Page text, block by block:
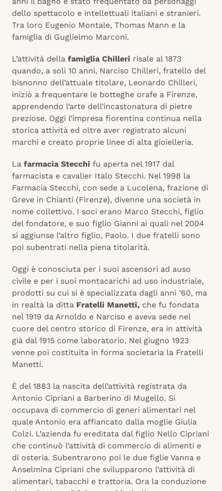
dello spettacolo e intellettuali italiani e stranieri.
Tra loro Eugenio Montale, Thomas Mann e la
famiglia di Guglielmo Marconi.
L’attività della famiglia Chilleri risale al 1873
quando, a soli 10 anni, Narciso Chilleri, fratello del
bisnonno dell’attuale titolare, Leonardo Chilleri,
iniziò a frequentare le botteghe orafe a Firenze,
apprendendo l’arte dell’incastonatura di pietre
preziose. Oggi l’impresa fiorentina continua nella
storica attività ed oltre aver registrato alcuni
marchi e creato proprie linee di alta gioielleria.
La farmacia Stecchi fu aperta nel 1917 dal
farmacista e cavalier Italo Stecchi. Nel 1998 la
Farmacia Stecchi, con sede a Lucolena, frazione di
Greve in Chianti (Firenze), divenne una società in
nome collettivo. I soci erano Marco Stecchi, figlio
del fondatore, e suo figlio Gianni ai quali nel 2004
si aggiunse l’altro figlio, Paolo. I due fratelli sono
poi subentrati nella piena titolarità.
Oggi è conosciuta per i suoi ascensori ad auso
civile e per i suoi montacarichi ad uso industriale,
prodotti su cui si è specializzata dagli anni ’60, ma
in realtà la ditta Fratelli Manetti, che fu fondata
nel 1919 da Arnoldo e Narciso e aveva sede nel
cuore del centro storico di Firenze, era in attività
già dal 1915 come laboratorio. Nel giugno 1923
venne poi costituita in forma societaria la Fratelli
Manetti.
È del 1883 la nascita dell’attività registrata da
Antonio Cipriani a Barberino di Mugello. Si
occupava di commercio di generi alimentari nel
quale Antonio era affiancato dalla moglie Giulia
Colzi. L’azienda fu ereditata dal figlio Nello Cipriani
che continuò l’attività di commercio di alimenti e
di osteria. Subentrarono poi le due figlie Vanna e
Anselmina Cipriani che svilupparono l’attività di
alimentari, tabacchi e trattoria. Ora la conduzione